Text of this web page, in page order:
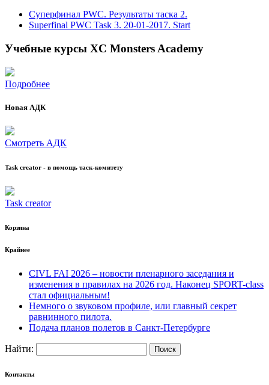
Суперфинал PWC. Результаты таска 2.
Superfinal PWC Task 3. 20-01-2017. Start
Учебные курсы XC Monsters Academy
Подробнее
Новая АДК
Смотреть АДК
Task creator - в помощь таск-комитету
Task creator
Корзина
Крайнее
CIVL FAI 2026 – новости пленарного заседания и
изменения в правилах на 2026 год. Наконец SPORT-class
стал официальным!
Немного о звуковом профиле, или главный секрет
равнинного пилота.
Подача планов полетов в Санкт-Петербурге
Найти:
Контакты